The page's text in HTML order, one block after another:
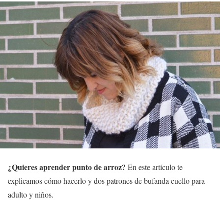
¿Quieres aprender punto de arroz? En este artículo te
explicamos cómo hacerlo y dos patrones de bufanda cuello para
adulto y niños.